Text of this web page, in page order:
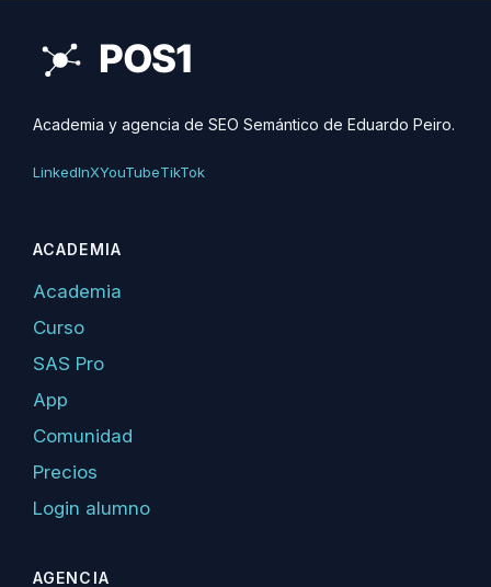
Academia y agencia de SEO Semántico de Eduardo Peiro.
LinkedInXYouTubeTikTok
ACADEMIA
Academia
Curso
SAS Pro
App
Comunidad
Precios
Login alumno
AGENCIA